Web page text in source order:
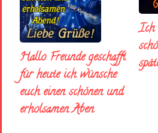
Hallo Freunde geschafft
für heute ich wünsche
euch einen schönen und
erholsamen Aben
Ich